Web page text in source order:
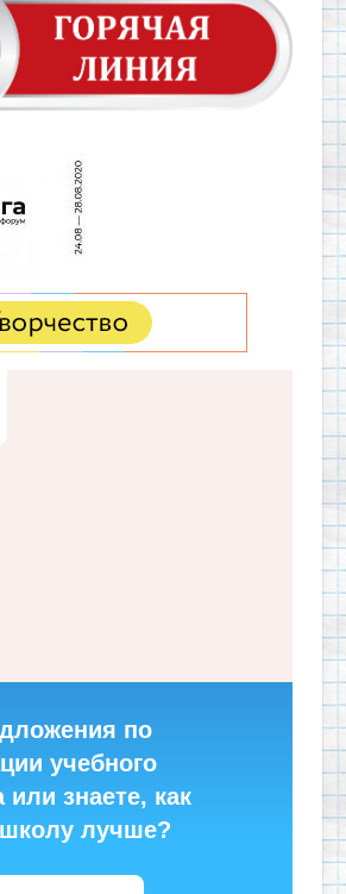
по
учебного
или знаете, как
лучше?